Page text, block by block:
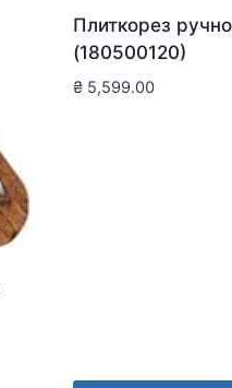
Плиткорез
(180500120)
₴ 5,599.00